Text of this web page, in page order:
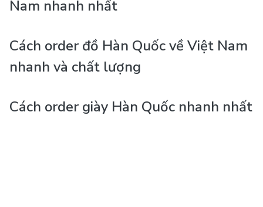
Nam nhanh nhất
Cách order đồ Hàn Quốc về Việt Nam
nhanh và chất lượng
Cách order giày Hàn Quốc nhanh nhất